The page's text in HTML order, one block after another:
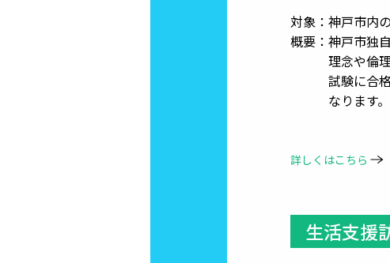
対象：神戸市内
概要：神戸市独
理念や倫理、
試験に合格す
なります。
詳しくはこちら
生活支援